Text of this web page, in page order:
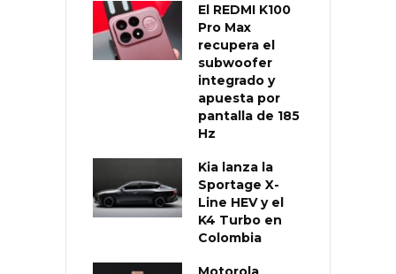
El REDMI K100
Pro Max
recupera el
subwoofer
integrado y
apuesta por
pantalla de 185
Hz
Kia lanza la
Sportage X-
Line HEV y el
K4 Turbo en
Colombia